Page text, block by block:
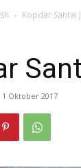
Kopdar Santai
1 Oktober 2017